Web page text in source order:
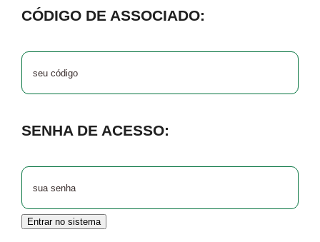
CÓDIGO DE ASSOCIADO:
SENHA DE ACESSO:
Entrar no sistema